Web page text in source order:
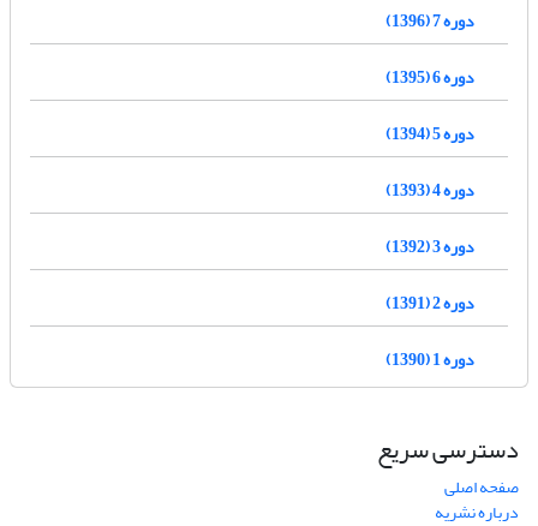
دوره 7 (1396)
دوره 6 (1395)
دوره 5 (1394)
دوره 4 (1393)
دوره 3 (1392)
دوره 2 (1391)
دوره 1 (1390)
دسترسی سریع
صفحه اصلی
درباره نشریه